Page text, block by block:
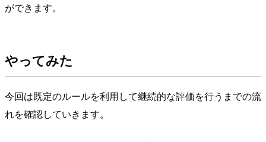
ができます。
やってみた
今回は既定のルールを利用して継続的な評価を行うまでの流
れを確認していきます。